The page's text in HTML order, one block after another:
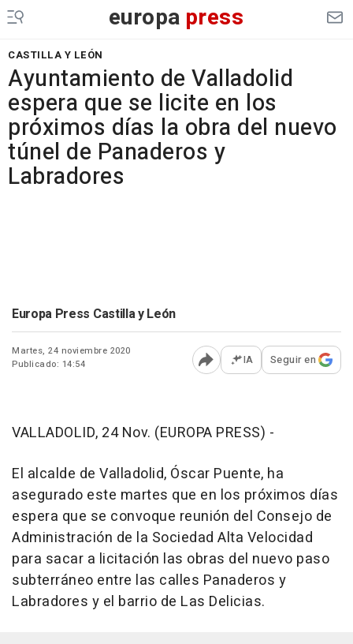
europa press
CASTILLA Y LEÓN
Ayuntamiento de Valladolid
espera que se licite en los
próximos días la obra del nuevo
túnel de Panaderos y
Labradores
Europa Press Castilla y León
Martes, 24 noviembre 2020
Publicado: 14:54
Abrir opciones para
IA Seguir en
VALLADOLID, 24 Nov. (EUROPA PRESS) -
El alcalde de Valladolid, Óscar Puente, ha
asegurado este martes que en los próximos días
espera que se convoque reunión del Consejo de
Administración de la Sociedad Alta Velocidad
para sacar a licitación las obras del nuevo paso
subterráneo entre las calles Panaderos y
Labradores y el barrio de Las Delicias.